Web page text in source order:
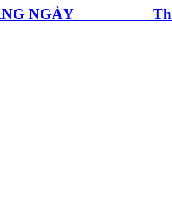
HẰNG NGÀY Thứ